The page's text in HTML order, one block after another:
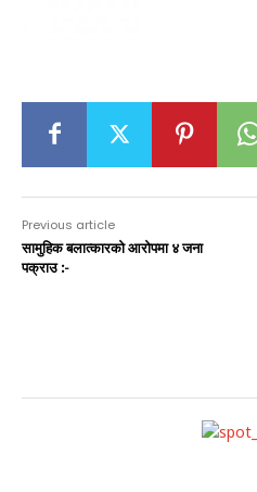
Previous article
सामुहिक बलात्कारको आरोपमा ४ जना
पक्राउ :-